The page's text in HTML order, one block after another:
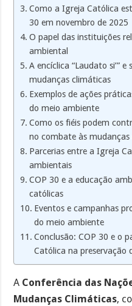
Como a Igreja Católica
30 em novembro de 2025
O papel das instituições
ambiental
A encíclica “Laudato si’”
mudanças climáticas
Exemplos de ações
do meio ambiente
Como os fiéis podem
no combate às
Parcerias entre a Igreja
ambientais
COP 30 e a educação
católicas
Eventos e campanhas
do meio ambiente
Conclusão: COP 30 e o
Católica na preservação
A Conferência das
Mudanças Climáticas,